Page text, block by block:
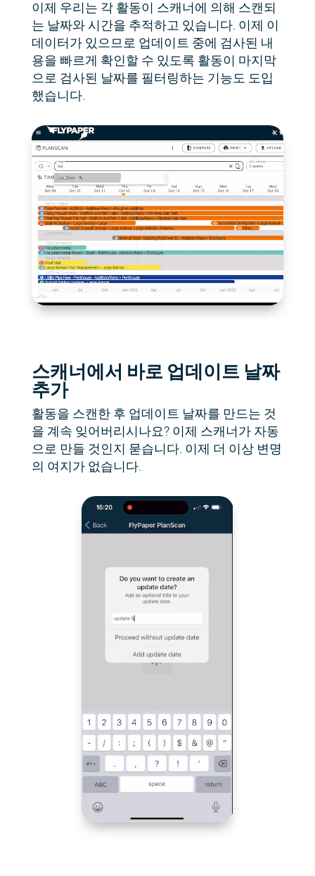
이제 우리는 각 활동이 스캐너에 의해 스캔되
는 날짜와 시간을 추적하고 있습니다. 이제 이
데이터가 있으므로 업데이트 중에 검사된 내
용을 빠르게 확인할 수 있도록 활동이 마지막
으로 검사된 날짜를 필터링하는 기능도 도입
했습니다.
스캐너에서 바로 업데이트 날짜
추가
활동을 스캔한 후 업데이트 날짜를 만드는 것
을 계속 잊어버리시나요? 이제 스캐너가 자동
으로 만들 것인지 묻습니다. 이제 더 이상 변명
의 여지가 없습니다.